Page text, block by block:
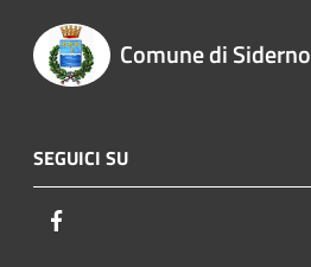
Comune di Siderno
SEGUICI SU